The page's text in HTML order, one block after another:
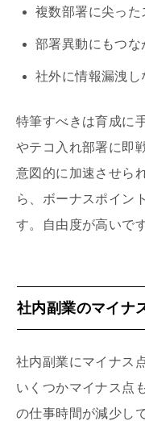
複数部署に尖っ
部署異動にもつな
社外に情報漏洩し
特筆すべきは育成に
やテコ入れ部署に即
意図的に加速させら
ら、ボーナスポイン
す。自由度が高いです
社内副業のマイナ
社内副業にマイナス
いくつかマイナス点
の仕事時間が減少し